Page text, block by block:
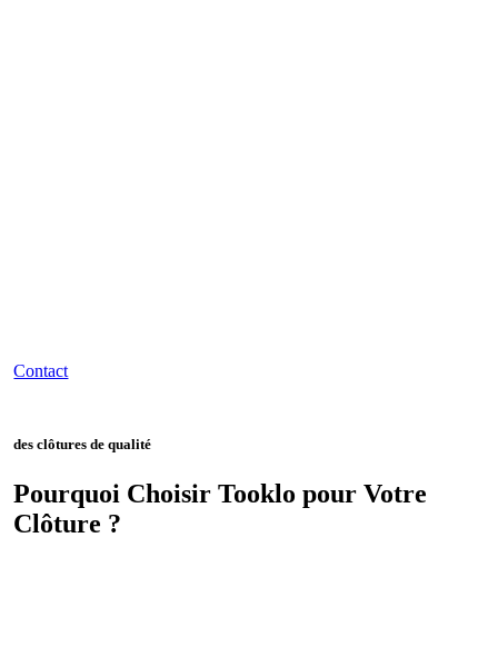
Contact
des clôtures de qualité
Pourquoi Choisir Tooklo pour Votre
Clôture ?